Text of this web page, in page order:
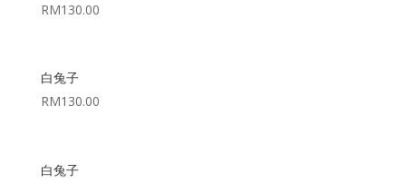
RM130.00
白兔子
RM130.00
白兔子